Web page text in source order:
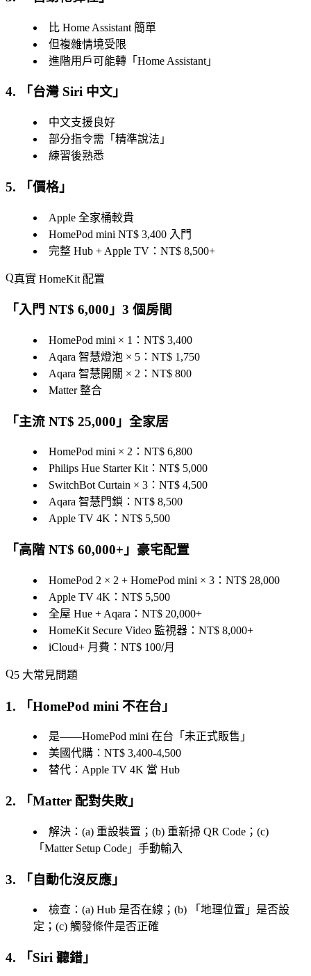
比 Home Assistant 簡單
但複雜情境受限
進階用戶可能轉「 Home Assistant 」
4. 「 台灣 Siri 中文 」
中文支援良好
部分指令需「精準說法」
練習後熟悉
5. 「價格」
Apple 全家桶較貴
HomePod mini NT$ 3,400 入門
完整 Hub + Apple TV：NT$ 8,500+
真實 HomeKit 配置
「 入門 NT$ 6,000 」3 個房間
HomePod mini × 1：NT$ 3,400
Aqara 智慧燈泡 × 5：NT$ 1,750
Aqara 智慧開關 × 2：NT$ 800
Matter 整合
「主流 NT$ 25,000 」全家居
HomePod mini × 2：NT$ 6,800
Philips Hue Starter Kit：NT$ 5,000
SwitchBot Curtain × 3：NT$ 4,500
Aqara 智慧門鎖：NT$ 8,500
Apple TV 4K：NT$ 5,500
「 高階 NT$ 60,000+ 」豪宅配置
HomePod 2 × 2 + HomePod mini × 3：NT$ 28,000
Apple TV 4K：NT$ 5,500
全屋 Hue + Aqara：NT$ 20,000+
HomeKit Secure Video 監視器：NT$ 8,000+
iCloud+ 月費：NT$ 100/月
5 大常見問題
1. 「HomePod mini 不在台 」
是——HomePod mini 在台「未正式販售」
美國代購：NT$ 3,400-4,500
替代：Apple TV 4K 當 Hub
2. 「Matter 配對失敗 」
解決：(a) 重設裝置；(b) 重新掃 QR Code；(c)
「 Matter Setup Code 」手動輸入
3. 「自動化沒反應 」
檢查：(a) Hub 是否在線；(b) 「 地理位置 」是否設
定；(c) 觸發條件是否正確
4. 「 Siri 聽錯 」